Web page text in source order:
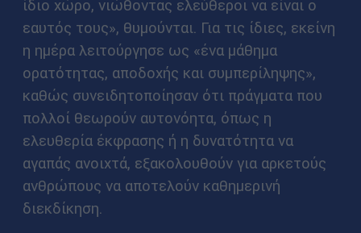
ίδιο χώρο, νιώθοντας ελεύθεροι να είναι ο
εαυτός τους», θυμούνται. Για τις ίδιες, εκείνη
η ημέρα λειτούργησε ως «ένα μάθημα
ορατότητας, αποδοχής και συμπερίληψης»,
καθώς συνειδητοποίησαν ότι πράγματα που
πολλοί θεωρούν αυτονόητα, όπως η
ελευθερία έκφρασης ή η δυνατότητα να
αγαπάς ανοιχτά, εξακολουθούν για αρκετούς
ανθρώπους να αποτελούν καθημερινή
διεκδίκηση.